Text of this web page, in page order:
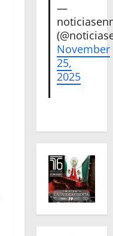
—
November
25,
2025